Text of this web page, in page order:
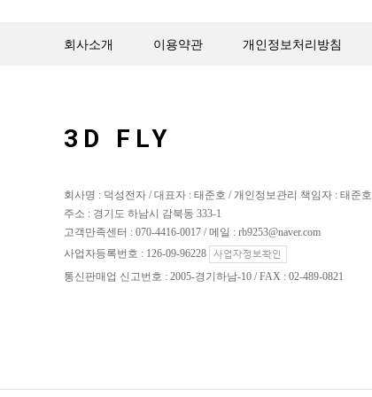
회사소개 이용약관 개인정보처리방침
3D FLY
회사명 : 덕성전자 / 대표자 : 태준호 / 개인정보관리 책임자 : 태준호
주소 : 경기도 하남시 감북동 333-1
고객만족센터 : 070-4416-0017 / 메일 : rb9253@naver.com
사업자등록번호 : 126-09-96228
통신판매업 신고번호 : 2005-경기하남-10 / FAX : 02-489-0821